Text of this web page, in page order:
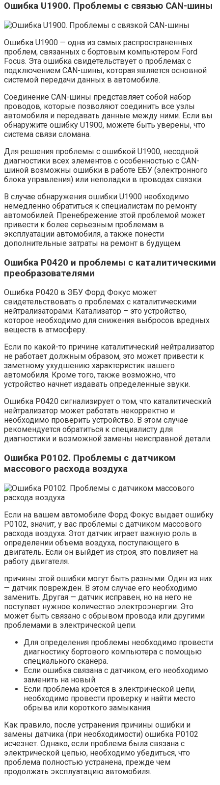
Ошибка U1900. Проблемы с связью CAN-шины
Ошибка U1900 — одна из самых распространенных
проблем, связанных с бортовым компьютером Ford
Focus. Эта ошибка свидетельствует о проблемах с
подключением CAN-шины, которая является основной
системой передачи данных в автомобиле.
Соединение CAN-шины представляет собой набор
проводов, которые позволяют соединить все узлы
автомобиля и передавать данные между ними. Если вы
обнаружите ошибку U1900, можете быть уверены, что
система связи сломана.
Для решения проблемы с ошибкой U1900, несодной
диагностики всех элементов с особенностью с CAN-
шиной возможны ошибки в работе ЕБУ (электронного
блока управления) или неполадки в проводах связки.
В случае обнаружения ошибки U1900 необходимо
немедленно обратиться к специалистам по ремонту
автомобилей. Пренебрежение этой проблемой может
привести к более серьезным проблемам в
эксплуатации автомобиля, а также понести
дополнительные затраты на ремонт в будущем.
Ошибка P0420 и проблемы с каталитическими
преобразователями
Ошибка P0420 в ЭБУ Форд Фокус может
свидетельствовать о проблемах с каталитическими
нейтрализаторами. Катализатор – это устройство,
которое необходимо для снижения выбросов вредных
веществ в атмосферу.
Если по какой-то причине каталитический нейтрализатор
не работает должным образом, это может привести к
заметному ухудшению характеристик вашего
автомобиля. Кроме того, также возможно, что
устройство начнет издавать определенные звуки.
Ошибка P0420 сигнализирует о том, что каталитический
нейтрализатор может работать некорректно и
необходимо проверить устройство. В этом случае
рекомендуется обратиться к специалисту для
диагностики и возможной замены неисправной детали.
Ошибка P0102. Проблемы с датчиком
массового расхода воздуха
Если на вашем автомобиле Форд Фокус выдает ошибку
P0102, значит, у вас проблемы с датчиком массового
расхода воздуха. Этот датчик играет важную роль в
определении объема воздуха, поступающего в
двигатель. Если он выйдет из строя, это повлияет на
работу двигателя.
причины этой ошибки могут быть разными. Один из них
— датчик поврежден. В этом случае его необходимо
заменить. Другая — датчик исправен, но на него не
поступает нужное количество электроэнергии. Это
может быть связано с обрывом провода или другими
проблемами в электрической цепи.
Для определения проблемы необходимо провести
диагностику бортового компьютера с помощью
специального сканера.
Если ошибка связана с датчиком, его необходимо
заменить на новый.
Если проблема кроется в электрической цепи,
необходимо провести проверку и найти место
обрыва или короткого замыкания.
Как правило, после устранения причины ошибки и
замены датчика (при необходимости) ошибка P0102
исчезнет. Однако, если проблема была связана с
электрической цепью, необходимо убедиться, что
проблема полностью устранена, прежде чем
продолжать эксплуатацию автомобиля.